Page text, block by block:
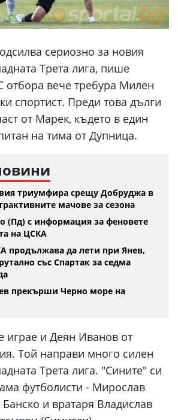
сериозно за новия
Трета лига, пише
отбора вече требура Милен
спортист. Преди това дълги
от Марек, където в един
на тима от Дупница.
триумфира срещу Добруджа в
мачове за сезона
(Пд) с информация за феновете
на ЦСКА
продължава да лети при Янев,
със Спартак за седма
прекърши Черно море на
играе и Деян Иванов от
Той направи много силен
Трета лига. "Сините" си
футболисти - Мирослав
и вратаря Владислав